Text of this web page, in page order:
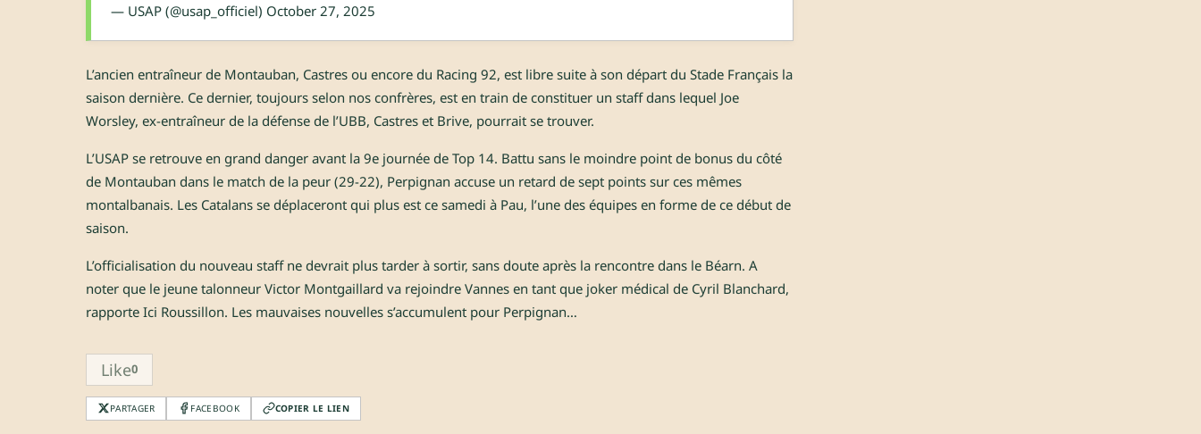
— USAP (@usap_officiel) October 27, 2025
L’ancien entraîneur de Montauban, Castres ou encore du Racing 92, est libre suite à son départ du Stade Français la
saison dernière. Ce dernier, toujours selon nos confrères, est en train de constituer un staff dans lequel Joe
Worsley, ex-entraîneur de la défense de l’UBB, Castres et Brive, pourrait se trouver.
L’USAP se retrouve en grand danger avant la 9e journée de Top 14. Battu sans le moindre point de bonus du côté
de Montauban dans le match de la peur (29-22), Perpignan accuse un retard de sept points sur ces mêmes
montalbanais. Les Catalans se déplaceront qui plus est ce samedi à Pau, l’une des équipes en forme de ce début de
saison.
L’officialisation du nouveau staff ne devrait plus tarder à sortir, sans doute après la rencontre dans le Béarn. A
noter que le jeune talonneur Victor Montgaillard va rejoindre Vannes en tant que joker médical de Cyril Blanchard,
rapporte Ici Roussillon. Les mauvaises nouvelles s’accumulent pour Perpignan…
Like0
PARTAGER FACEBOOK COPIER LE LIEN